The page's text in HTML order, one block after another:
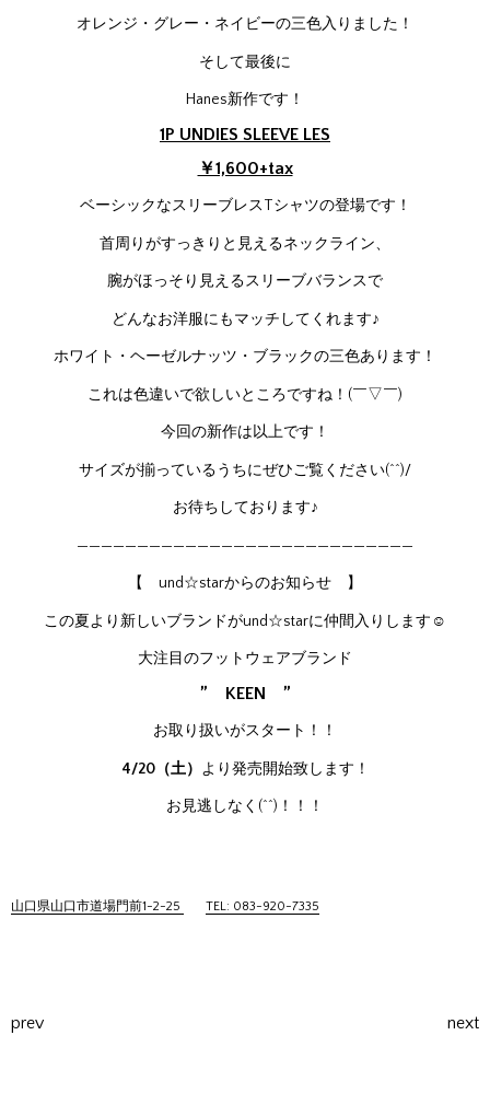
オレンジ・グレー・ネイビーの三色入りました！
そして最後に
Hanes新作です！
1P UNDIES SLEEVE LES
￥1,600+tax
ベーシックなスリーブレスTシャツの登場です！
首周りがすっきりと見えるネックライン、
腕がほっそり見えるスリーブバランスで
どんなお洋服にもマッチしてくれます♪
ホワイト・ヘーゼルナッツ・ブラックの三色あります！
これは色違いで欲しいところですね！(￣▽￣)
今回の新作は以上です！
サイズが揃っているうちにぜひご覧ください(^^)/
お待ちしております♪
————————————————————————————
【 und☆starからのお知らせ 】
この夏より新しいブランドがund☆starに仲間入りします☺
大注目のフットウェアブランド
” KEEN ”
お取り扱いがスタート！！
4/20（土） より発売開始致します！
お見逃しなく(^^)！！！
山口県山口市道場門前1-2-25 TEL: 083-920-7335
prev next